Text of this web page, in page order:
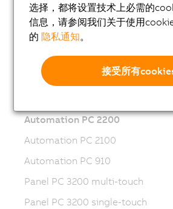
Automation PC 4100
Automation PC 3200
Automation PC 3100
Automation PC 3100 mobile
Automation PC 2200
Automation PC 2100
Automation PC 910
Panel PC 3200 multi-touch
Panel PC 3200 single-touch
选择，都将设置技术上必需的
信息，请参阅我们关于使用
的 隐私通知。
接受所有